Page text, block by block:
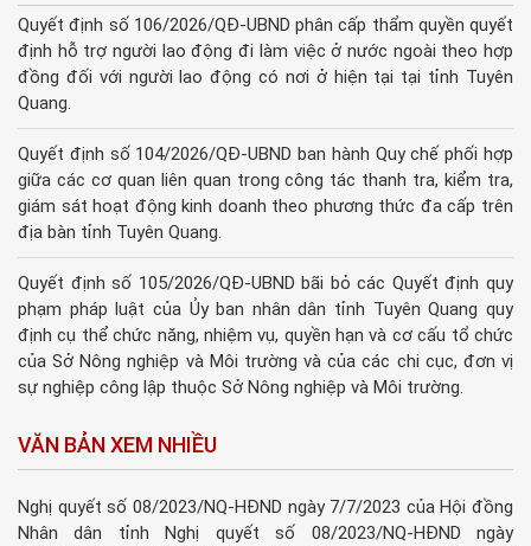
Quyết định số 106/2026/QĐ-UBND phân cấp thẩm quyền quyết
định hỗ trợ người lao động đi làm việc ở nước ngoài theo hợp
đồng đối với người lao động có nơi ở hiện tại tại tỉnh Tuyên
Quang.
Quyết định số 104/2026/QĐ-UBND ban hành Quy chế phối hợp
giữa các cơ quan liên quan trong công tác thanh tra, kiểm tra,
giám sát hoạt động kinh doanh theo phương thức đa cấp trên
địa bàn tỉnh Tuyên Quang.
Quyết định số 105/2026/QĐ-UBND bãi bỏ các Quyết định quy
phạm pháp luật của Ủy ban nhân dân tỉnh Tuyên Quang quy
định cụ thể chức năng, nhiệm vụ, quyền hạn và cơ cấu tổ chức
của Sở Nông nghiệp và Môi trường và của các chi cục, đơn vị
sự nghiệp công lập thuộc Sở Nông nghiệp và Môi trường.
VĂN BẢN XEM NHIỀU
Nghị quyết số 08/2023/NQ-HĐND ngày 7/7/2023 của Hội đồng
Nhân dân tỉnh Nghị quyết số 08/2023/NQ-HĐND ngày